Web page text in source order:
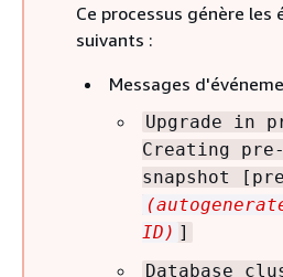
Ce processus génère les
suivants :
Messages
Upgrade in
Creating pre-
snapshot
ID) ]
Database